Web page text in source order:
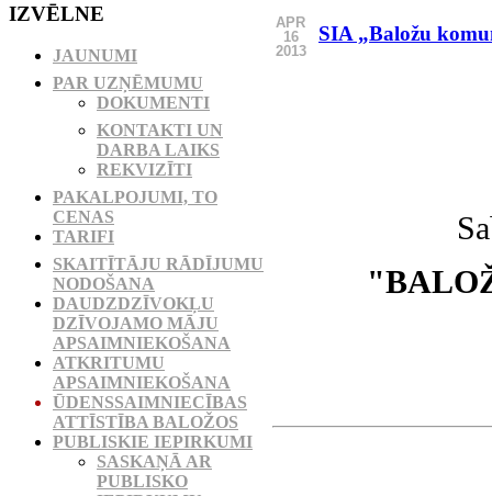
APR
16
2013
SIA „Baložu
IZVĒLNE
JAUNUMI
PAR UZŅĒMUMU
DOKUMENTI
KONTAKTI UN
DARBA LAIKS
REKVIZĪTI
PAKALPOJUMI, TO
CENAS
TARIFI
SKAITĪTĀJU RĀDĪJUMU
NODOŠANA
DAUDZDZĪVOKĻU
DZĪVOJAMO MĀJU
APSAIMNIEKOŠANA
ATKRITUMU
APSAIMNIEKOŠANA
ŪDENSSAIMNIECĪBAS
ATTĪSTĪBA BALOŽOS
PUBLISKIE IEPIRKUMI
SASKAŅĀ AR
PUBLISKO